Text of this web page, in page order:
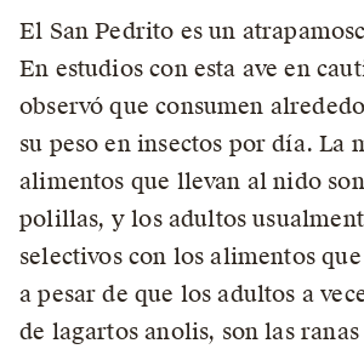
El San Pedrito es un
En estudios con esta ave en
observó que consumen
su peso en insectos por día. La
alimentos que llevan al nido
polillas, y los adultos
selectivos con los alimentos
a pesar de que los adultos a
de lagartos anolis, son las